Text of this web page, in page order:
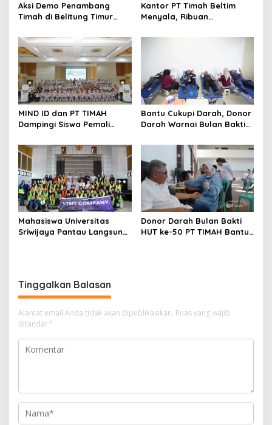
Aksi Demo Penambang
Timah di Belitung Timur
XII DPR Bambang Patijaya
Dorong Perpres Segera
Diterbitkan
Kantor PT Timah Beltim
Menyala, Ribuan
Pemerintah Jangan Tutup
MIND ID dan PT TIMAH
Dampingi Siswa Pemali
Bantu Cukupi Darah, Donor
Darah Warnai Bulan Bakti
Bangka Tengah
Mahasiswa Universitas
Sriwijaya Pantau Langsung
Donor Darah Bulan Bakti
HUT ke-50 PT TIMAH Bantu
Tinggalkan Balasan
Alamat email Anda tidak akan dipublikasikan. Ruas yang wajib
ditandai *